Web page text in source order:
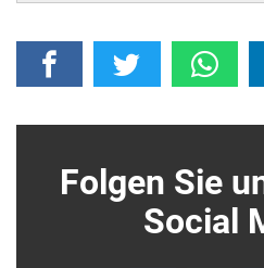
Folgen Sie
Social